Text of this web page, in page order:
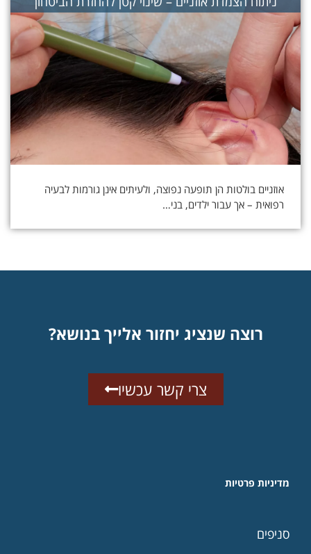
אוזניים בולטות הן תופעה נפוצה, ולעיתים אינן גורמות לבעיה
רפואית – אך עבור ילדים, בני…
רוצה שנציג יחזור אלייך בנושא?
צרי קשר עכשיו
מדיניות פרטיות
סניפים